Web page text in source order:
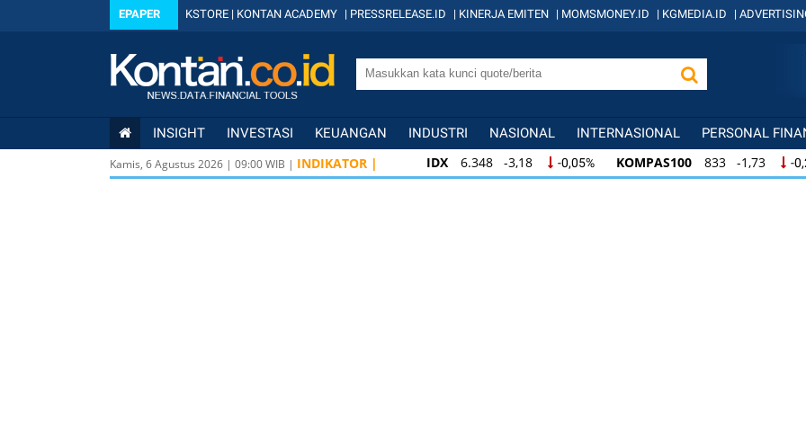
EPAPER KSTORE | KONTAN ACADEMY | PRESSRELEASE.ID | KINERJA EMITEN | MOMSMONEY.ID | KGMEDIA.ID |
INSIGHT INVESTASI KEUANGAN INDUSTRI NASIONAL INTERNASIONAL PERSONAL
Kamis, 6 Agustus 2026 | 09:00WIB | INDIKATOR | IDX 6.348 -3,18 -0,05% KOMPAS100 833 -1,73 -
IDX 6.348 -3,18 -0,05% KOMPAS100 833 -1,73 -